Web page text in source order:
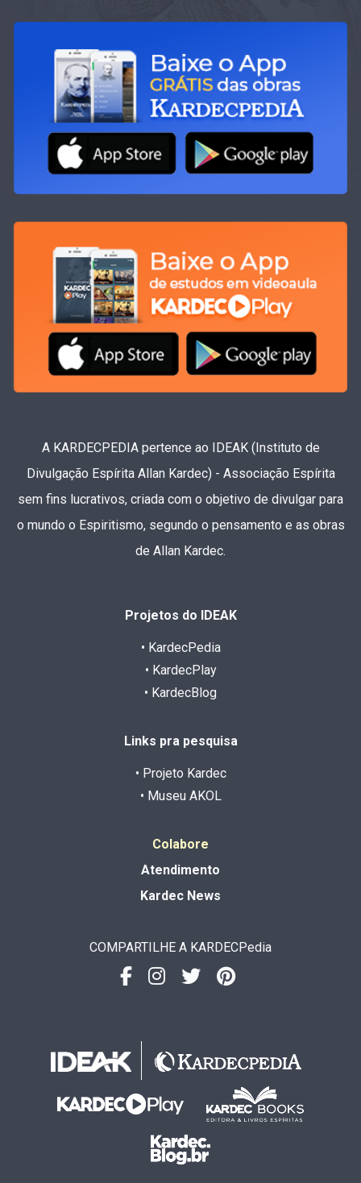
A KARDECPEDIA pertence ao IDEAK (Instituto de
Divulgação Espírita Allan Kardec) - Associação Espírita
sem fins lucrativos, criada com o objetivo de divulgar para
o mundo o Espiritismo, segundo o pensamento e as obras
de Allan Kardec.
Projetos do IDEAK
• KardecPedia
• KardecPlay
• KardecBlog
Links pra pesquisa
• Projeto Kardec
• Museu AKOL
Colabore
Atendimento
Kardec News
COMPARTILHE A KARDECPedia